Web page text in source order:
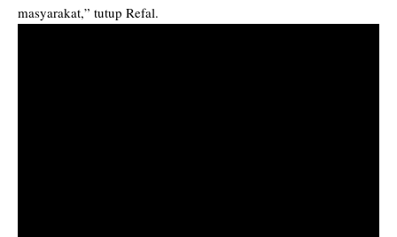
masyarakat,” tutup Refal.